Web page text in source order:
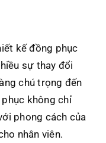
kế đồng phục
sự thay đổi
chú trọng đến
không chỉ
phong cách của
nhân viên.